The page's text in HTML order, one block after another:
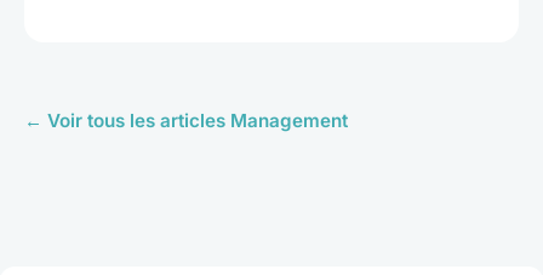
← Voir tous les articles Management